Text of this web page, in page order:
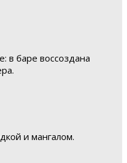
в баре воссоздана
и мангалом.